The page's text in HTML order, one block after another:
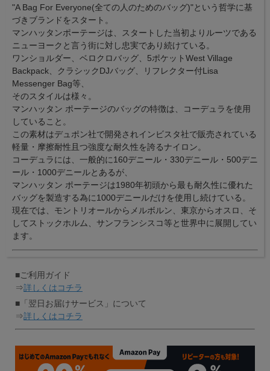
"A Bag For Everyone(全ての人のためのバッグ)"という哲学に基
づきブランドをスタート。
マンハッタンポーテージは、スタートした当初よりルーツである
ニューヨークと言う街に対し忠実であり続けている。
ワンショルダー、ベロクロバッグ、5ポケットWest Village
Backpack、クラシックDJバッグ、リフレクター付Lisa
Messenger Bag等、
そのスタイルは様々。
マンハッタン ポーテージのバッグの特徴は、コーデュラを使用
していること。
この素材はデュポン社で開発されインビスタ社で販売されている
軽量・摩擦耐性且つ強度な耐久性を誇るナイロン。
コーデュラには、一般的に160デニール・330デニール・500デニ
ール・1000デニールとあるが、
マンハッタン ポーテージは1980年初頭から最も耐久性に優れた
バッグを製造する為に1000デニールだけを使用し続けている。
現在では、モントリオールからメルボルン、東京からオスロ、そ
してストックホルム、サンフランシスコ等と世界中に展開してい
ます。
■ご利用ガイド
⇒詳しくはコチラ
■「翌日お届けサービス」について
⇒詳しくはコチラ